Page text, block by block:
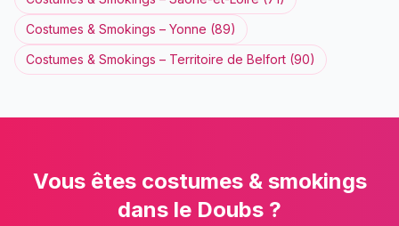
Costumes & Smokings – Yonne (89)
Costumes & Smokings – Territoire de Belfort (90)
Vous êtes costumes & smokings
dans le Doubs ?